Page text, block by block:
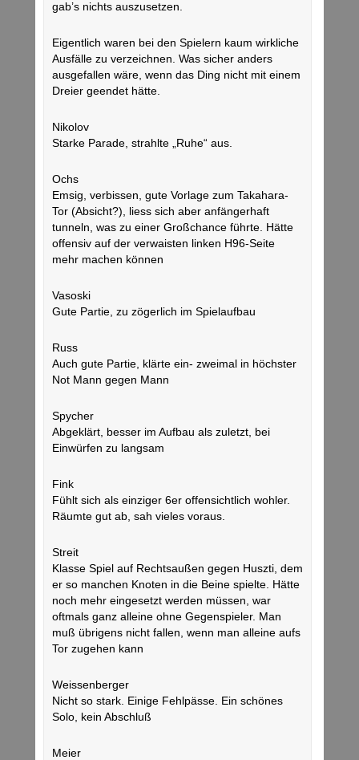
gab’s nichts auszusetzen.
Eigentlich waren bei den Spielern kaum wirkliche
Ausfälle zu verzeichnen. Was sicher anders
ausgefallen wäre, wenn das Ding nicht mit einem
Dreier geendet hätte.
Nikolov
Starke Parade, strahlte „Ruhe“ aus.
Ochs
Emsig, verbissen, gute Vorlage zum Takahara-
Tor (Absicht?), liess sich aber anfängerhaft
tunneln, was zu einer Großchance führte. Hätte
offensiv auf der verwaisten linken H96-Seite
mehr machen können
Vasoski
Gute Partie, zu zögerlich im Spielaufbau
Russ
Auch gute Partie, klärte ein- zweimal in höchster
Not Mann gegen Mann
Spycher
Abgeklärt, besser im Aufbau als zuletzt, bei
Einwürfen zu langsam
Fink
Fühlt sich als einziger 6er offensichtlich wohler.
Räumte gut ab, sah vieles voraus.
Streit
Klasse Spiel auf Rechtsaußen gegen Huszti, dem
er so manchen Knoten in die Beine spielte. Hätte
noch mehr eingesetzt werden müssen, war
oftmals ganz alleine ohne Gegenspieler. Man
muß übrigens nicht fallen, wenn man alleine aufs
Tor zugehen kann
Weissenberger
Nicht so stark. Einige Fehlpässe. Ein schönes
Solo, kein Abschluß
Meier